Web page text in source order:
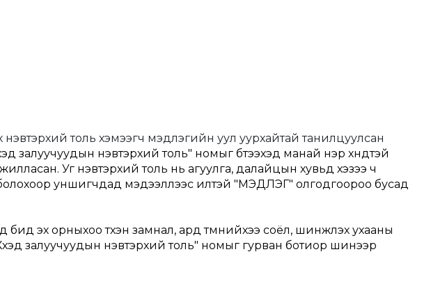
толь хэмээгч мэдлэгийн уул уурхайтай танилцуулсан
залуучуудын нэвтэрхий толь" номыг бүтээхэд манай нэр хүндтэй
Уг нэвтэрхий толь нь агуулга, далайцын хувьд хэзээ ч
уншигчдад мэдээллээс илүүтэй "МЭДЛЭГ" олгодгоороо бусад
эх орныхоо түүхэн замнал, ард түмнийхээ соёл, шинжлэх ухааны
залуучуудын нэвтэрхий толь" номыг гурван ботиор шинээр